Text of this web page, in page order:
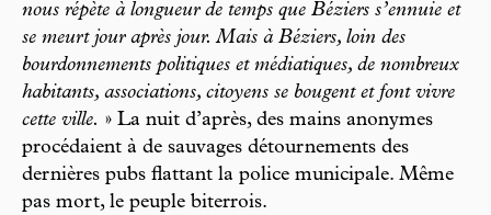
nous répète à longueur de temps que Béziers s’ennuie et
se meurt jour après jour. Mais à Béziers, loin des
bourdonnements politiques et médiatiques, de nombreux
habitants, associations, citoyens se bougent et font vivre
cette ville. » La nuit d’après, des mains anonymes
procédaient à de sauvages détournements des
dernières pubs flattant la police municipale. Même
pas mort, le peuple biterrois.